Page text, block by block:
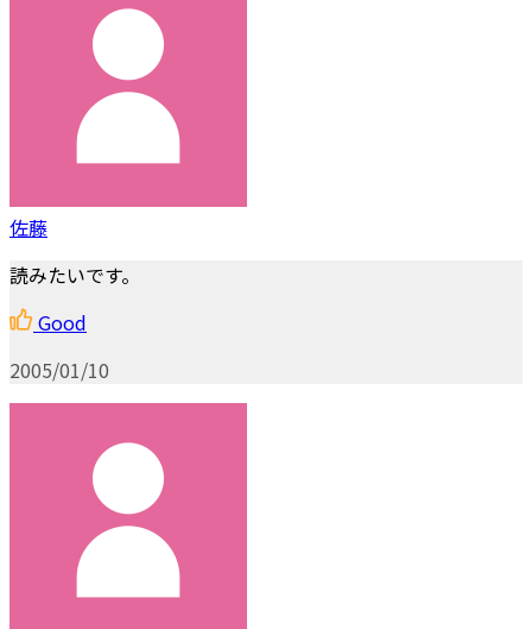
佐藤
読みたいです。
Good
2005/01/10